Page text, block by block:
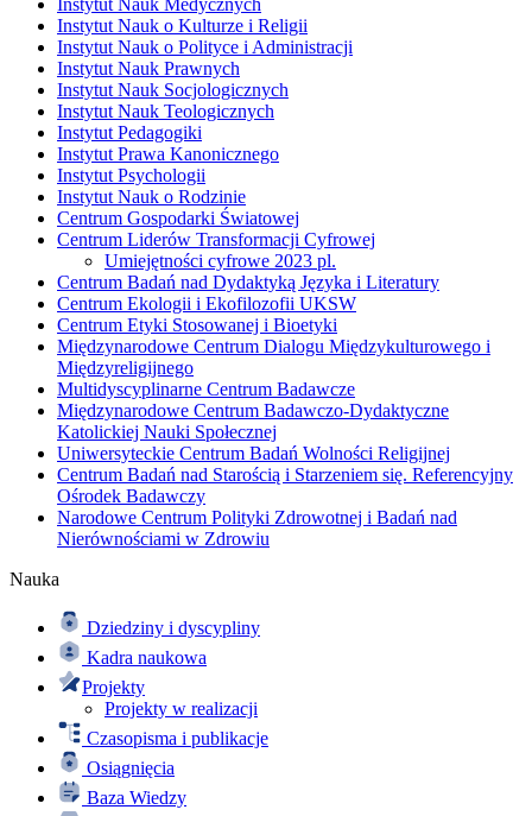
Instytut Nauk Medycznych
Instytut Nauk o Kulturze i Religii
Instytut Nauk o Polityce i Administracji
Instytut Nauk Prawnych
Instytut Nauk Socjologicznych
Instytut Nauk Teologicznych
Instytut Pedagogiki
Instytut Prawa Kanonicznego
Instytut Psychologii
Instytut Nauk o Rodzinie
Centrum Gospodarki Światowej
Centrum Liderów Transformacji Cyfrowej
Umiejętności cyfrowe 2023 pl.
Centrum Badań nad Dydaktyką Języka i Literatury
Centrum Ekologii i Ekofilozofii UKSW
Centrum Etyki Stosowanej i Bioetyki
Międzynarodowe Centrum Dialogu Międzykulturowego i
Międzyreligijnego
Multidyscyplinarne Centrum Badawcze
Międzynarodowe Centrum Badawczo-Dydaktyczne
Katolickiej Nauki Społecznej
Uniwersyteckie Centrum Badań Wolności Religijnej
Centrum Badań nad Starością i Starzeniem się. Referencyjny
Ośrodek Badawczy
Narodowe Centrum Polityki Zdrowotnej i Badań nad
Nierównościami w Zdrowiu
Nauka
Dziedziny i dyscypliny
Kadra naukowa
Projekty
Projekty w realizacji
Czasopisma i publikacje
Osiągnięcia
Baza Wiedzy